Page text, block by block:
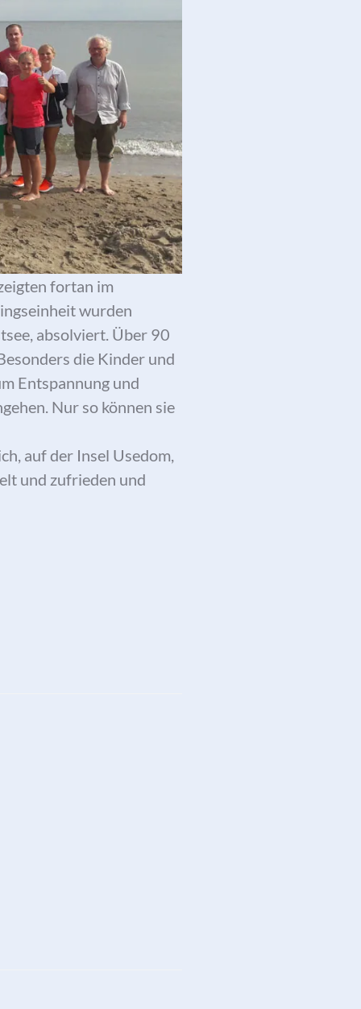
fortan im
wurden
absolviert. Über 90
die Kinder und
Entspannung und
Nur so können sie
auf der Insel Usedom,
und zufrieden und